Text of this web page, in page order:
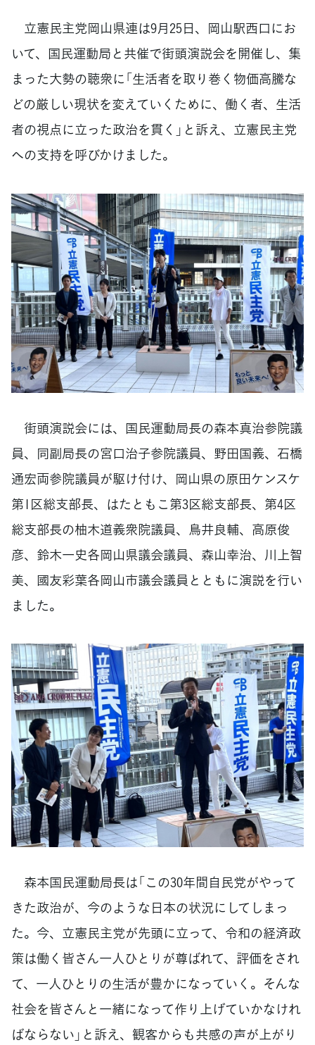
立憲民主党岡山県連は9月25日、岡山駅西口にお
いて、国民運動局と共催で街頭演説会を開催し、集
まった大勢の聴衆に「生活者を取り巻く物価高騰な
どの厳しい現状を変えていくために、働く者、生活
者の視点に立った政治を貫く」と訴え、立憲民主党
への支持を呼びかけました。
街頭演説会には、国民運動局長の森本真治参院議
員、同副局長の宮口治子参院議員、野田国義、石橋
通宏両参院議員が駆け付け、岡山県の原田ケンスケ
第1区総支部長、はたともこ第3区総支部長、第4区
総支部長の柚木道義衆院議員、鳥井良輔、高原俊
彦、鈴木一史各岡山県議会議員、森山幸治、川上智
美、國友彩葉各岡山市議会議員とともに演説を行い
ました。
森本国民運動局長は「この30年間自民党がやって
きた政治が、今のような日本の状況にしてしまっ
た。今、立憲民主党が先頭に立って、令和の経済政
策は働く皆さん一人ひとりが尊ばれて、評価をされ
て、一人ひとりの生活が豊かになっていく。そんな
社会を皆さんと一緒になって作り上げていかなけれ
ばならない」と訴え、観客からも共感の声が上がり